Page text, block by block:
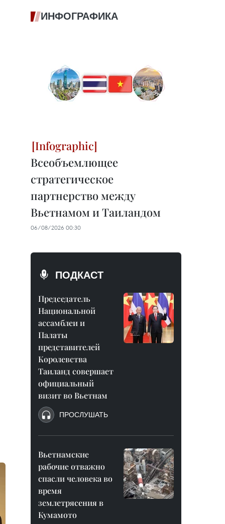
ИНФОГРАФИКА
Всеобъемлющее
стратегическое
партнерство между
Вьетнамом и Таиландом
06/08/2026 00:30
ПОДКАСТ
Председатель
Национальной
ассамблеи и
Палаты
представителей
Королевства
Таиланд совершает
официальный
визит во Вьетнам
ПРОСЛУШАТЬ
Вьетнамские
рабочие отважно
спасли человека во
время
землетрясения в
Кумамото